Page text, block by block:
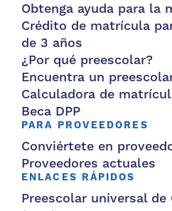
Obtenga ayuda para la
Crédito de matrícula
de 3 años
¿Por qué preescolar?
Encuentra un
Calculadora de
Beca DPP
PARA PROVEEDORES
Conviértete en
Proveedores actuales
ENLACES RÁPIDOS
Preescolar universal de